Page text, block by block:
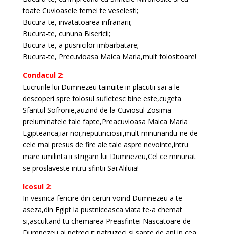
toate Cuvioasele femei te veselesti;
Bucura-te, invatatoarea infranarii;
Bucura-te, cununa Bisericii;
Bucura-te, a pusnicilor imbarbatare;
Bucura-te, Precuvioasa Maica Maria,mult folositoare!
Condacul 2:
Lucrurile lui Dumnezeu tainuite in placutii sai a le
descoperi spre folosul sufletesc bine este,cugeta
Sfantul Sofronie,auzind de la Cuviosul Zosima
preluminatele tale fapte,Preacuvioasa Maica Maria
Egipteanca,iar noi,neputinciosii,mult minunandu-ne de
cele mai presus de fire ale tale aspre nevointe,intru
mare umilinta ii strigam lui Dumnezeu,Cel ce minunat
se proslaveste intru sfintii Sai:Aliluia!
Icosul 2:
In vesnica fericire din ceruri voind Dumnezeu a te
aseza,din Egipt la pustniceasca viata te-a chemat
si,ascultand tu chemarea Preasfintei Nascatoare de